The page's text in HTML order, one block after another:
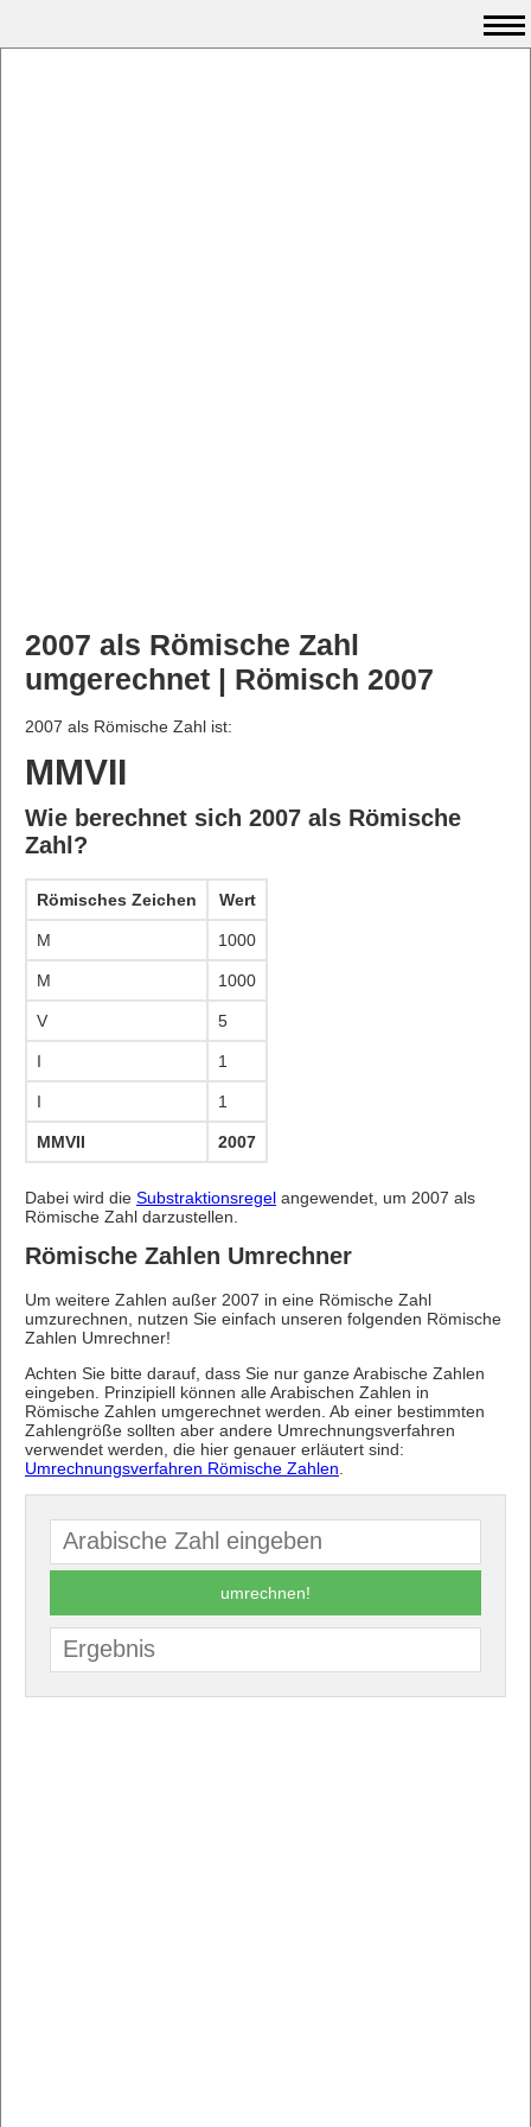
2007 als Römische Zahl
umgerechnet | Römisch 2007
2007 als Römische Zahl ist:
MMVII
Wie berechnet sich 2007 als Römische
Zahl?
Römisches Zeichen Wert
M 1000
M 1000
V 5
I 1
I 1
MMVII 2007
Dabei wird die Substraktionsregel angewendet, um 2007 als
Römische Zahl darzustellen.
Römische Zahlen Umrechner
Um weitere Zahlen außer 2007 in eine Römische Zahl
umzurechnen, nutzen Sie einfach unseren folgenden Römische
Zahlen Umrechner!
Achten Sie bitte darauf, dass Sie nur ganze Arabische Zahlen
eingeben. Prinzipiell können alle Arabischen Zahlen in
Römische Zahlen umgerechnet werden. Ab einer bestimmten
Zahlengröße sollten aber andere Umrechnungsverfahren
verwendet werden, die hier genauer erläutert sind:
Umrechnungsverfahren Römische Zahlen
umrechnen!